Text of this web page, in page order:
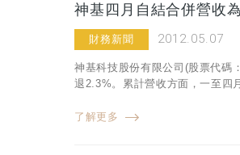
神基四月自結合併營收
財務新聞 2012.05.07
神基科技股份有限公司(股票代碼
退2.3%。累計營收方面，一至四
了解更多